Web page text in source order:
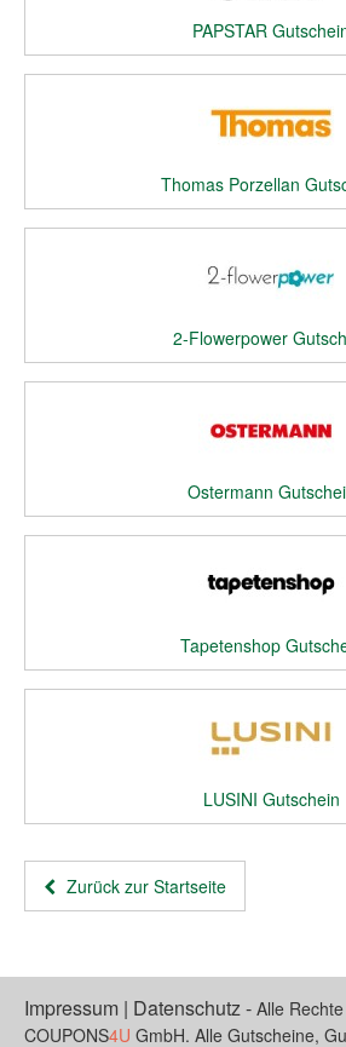
PAPSTAR
Thomas Porzellan
2-Flowerpower
Ostermann
Tapetenshop
LUSINI Gutschein
Zurück zur Startseite
Impressum | Datenschutz- Alle
COUPONS4U GmbH. Alle Gutscheine,